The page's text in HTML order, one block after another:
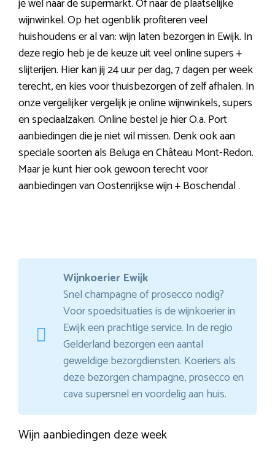
je wel naar de supermarkt. Of naar de plaatselijke
wijnwinkel. Op het ogenblik profiteren veel
huishoudens er al van: wijn laten bezorgen in Ewijk. In
deze regio heb je de keuze uit veel online supers +
slijterijen. Hier kan jij 24 uur per dag, 7 dagen per week
terecht, en kies voor thuisbezorgen of zelf afhalen. In
onze vergelijker vergelijk je online wijnwinkels, supers
en speciaalzaken. Online bestel je hier O.a. Port
aanbiedingen die je niet wil missen. Denk ook aan
speciale soorten als Beluga en Château Mont-Redon.
Maar je kunt hier ook gewoon terecht voor
aanbiedingen van Oostenrijkse wijn + Boschendal .
Wijnkoerier Ewijk
Snel champagne of prosecco nodig?
Voor spoedsituaties is de wijnkoerier in
Ewijk een prachtige service. In de regio
Gelderland bezorgen een aantal
geweldige bezorgdiensten. Koeriers als
deze bezorgen champagne, prosecco en
cava supersnel en voordelig aan huis.
Wijn aanbiedingen deze week